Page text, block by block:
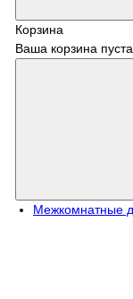
Корзина
Ваша корзина
Межкомнатные